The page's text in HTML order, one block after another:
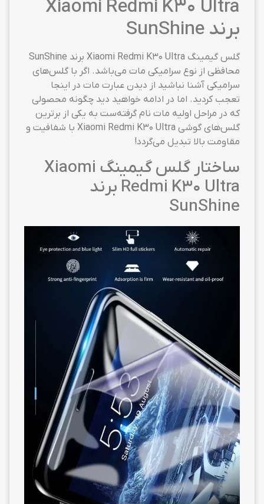
Xiaomi Redmi K30 Ultra
برند SunShine
محافظی از نوع سرامیکی مات می‌باشد. اگر با گلس‌های
سرامیکی آشنا نباشید از دیدن عبارت مات در اینجا
تعجب کردید. اما در ادامه خواهید دید چگونه محصولی
که در مراحل اولیه مات نام گرفته‌ست به یکی از برترین
گلس‌های گوشی Xiaomi Redmi K30 Ultra با شفافیت و
مقاومت بالا تبدیل می‌گردد!
ساختار گلس گیمینگ Xiaomi
Redmi K30 Ultra برند
SunShine